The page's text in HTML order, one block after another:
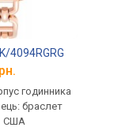
4094RGRG
годинника
браслет
США